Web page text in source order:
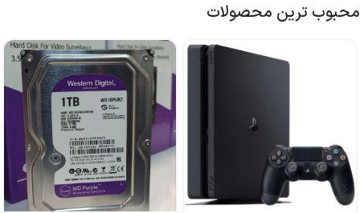
محبوب ترین محصولات